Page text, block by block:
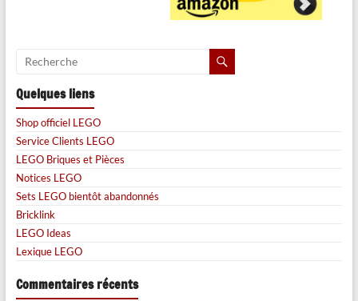
Quelques liens
Shop officiel LEGO
Service Clients LEGO
LEGO Briques et Pièces
Notices LEGO
Sets LEGO bientôt abandonnés
Bricklink
LEGO Ideas
Lexique LEGO
Commentaires récents